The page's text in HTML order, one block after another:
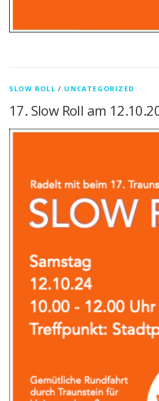
SLOW ROLL / UNCATEGORIZED
17. Slow Roll am